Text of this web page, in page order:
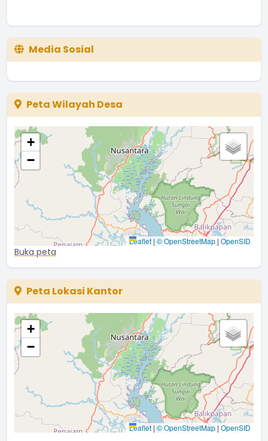
Media Sosial
Peta Wilayah Desa
+
−
Leaflet | © OpenStreetMap| OpenSID
Buka peta
Peta Lokasi Kantor
+
−
Leaflet | © OpenStreetMap| OpenSID